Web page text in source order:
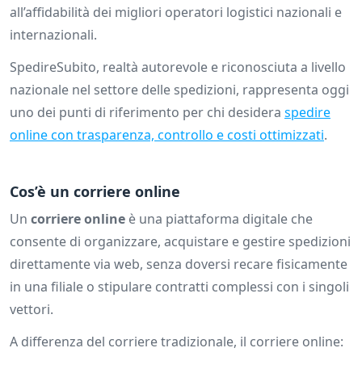
all’affidabilità dei migliori operatori logistici nazionali e
internazionali.
SpedireSubito, realtà autorevole e riconosciuta a livello
nazionale nel settore delle spedizioni, rappresenta oggi
uno dei punti di riferimento per chi desidera spedire
online con trasparenza, controllo e costi ottimizzati.
Cos’è un corriere online
Un corriere online è una piattaforma digitale che
consente di organizzare, acquistare e gestire spedizioni
direttamente via web, senza doversi recare fisicamente
in una filiale o stipulare contratti complessi con i singoli
vettori.
A differenza del corriere tradizionale, il corriere online: